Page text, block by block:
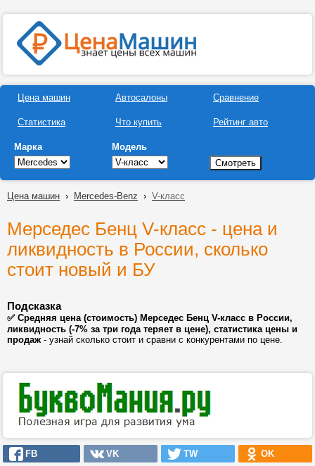
Цена машин
Статистика
Автосалоны
Что купить
Сравнение
Рейтинг авто
Марка Модель
Цена машин › Mercedes-Benz › V-класс
Мерседес Бенц V-класс - цена и
ликвидность в России, сколько
стоит новый и БУ
Подсказка
✅ Средняя цена (стоимость) Мерседес Бенц V-класс в России,
ликвидность (-7% за три года теряет в цене), статистика цены и
продаж- узнай сколько стоит и сравни с конкурентами по цене.
FB VK TW OK